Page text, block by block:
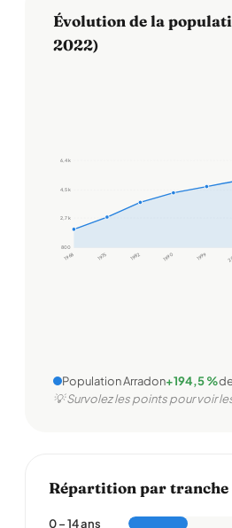
Évolution de la
2022)
800
2,7 k
4,5 k
6,4 k
1968 1975 1982 1990 1999
Population Arradon+194,5 %
💡 Survolez les points pour voir
Répartition par tranche
0 – 14 ans